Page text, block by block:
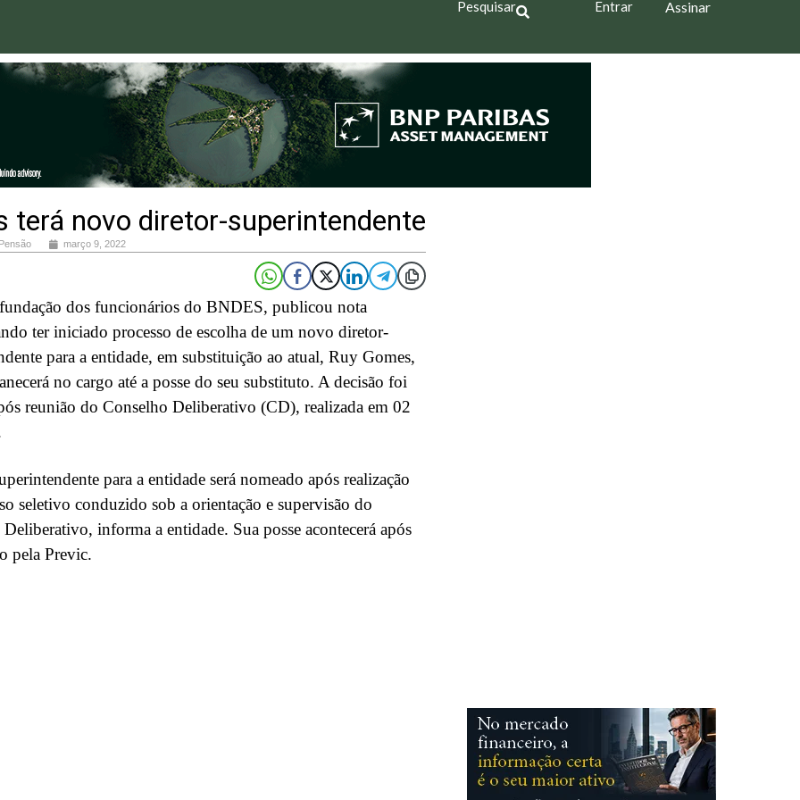
Pesquisar Entrar Assinar
terá novo diretor-superintendente
março 9, 2022
dos funcionários do BNDES, publicou nota
ter iniciado processo de escolha de um novo diretor-
para a entidade, em substituição ao atual, Ruy Gomes,
no cargo até a posse do seu substituto. A decisão foi
reunião do Conselho Deliberativo (CD), realizada em 02
para a entidade será nomeado após realização
seletivo conduzido sob a orientação e supervisão do
informa a entidade. Sua posse acontecerá após
pela Previc.